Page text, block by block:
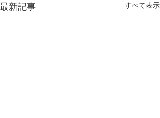
最新記事 すべて表示